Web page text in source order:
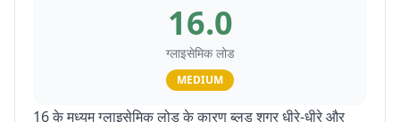
16.0
ग्लाइसेमिक लोड
MEDIUM
16 के मध्यम ग्लाइसेमिक लोड के कारण ब्लड शुगर धीरे-धीरे और